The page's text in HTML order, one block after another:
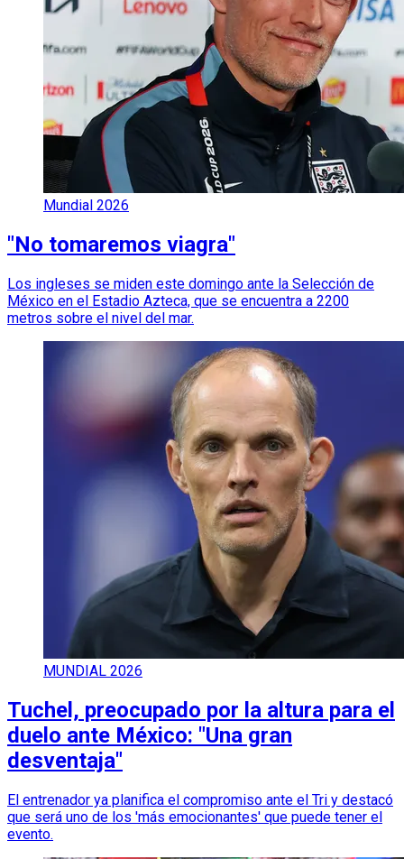
Mundial 2026
"No tomaremos viagra"
Los ingleses se miden este domingo ante la Selección de
México en el Estadio Azteca, que se encuentra a 2200
metros sobre el nivel del mar.
MUNDIAL 2026
Tuchel, preocupado por la altura para el
duelo ante México: "Una gran
desventaja"
El entrenador ya planifica el compromiso ante el Tri y destacó
que será uno de los 'más emocionantes' que puede tener el
evento.